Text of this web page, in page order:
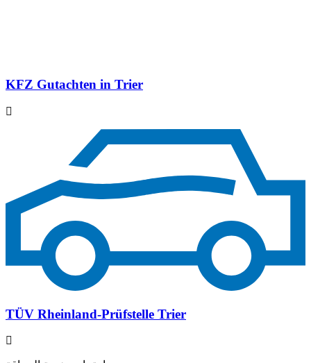
KFZ Gutachten in Trier
TÜV Rheinland-Prüfstelle Trier